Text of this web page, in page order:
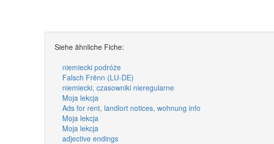
Siehe ähnliche Fiche:
niemiecki podróże
Falsch Frënn (LU-DE)
niemiecki, czasowniki nieregularne
Moja lekcja
Ads for rent, landlort notices, wohnung info
Moja lekcja
Moja lekcja
adjective endings